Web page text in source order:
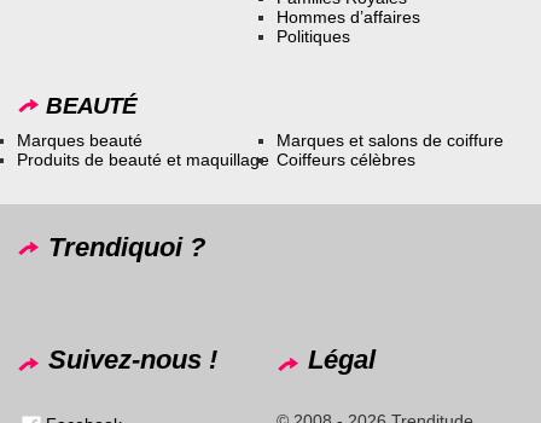
Hommes d’affaires
Politiques
BEAUTÉ
Marques beauté
Produits de beauté et maquillage
Marques et salons de coiffure
Coiffeurs célèbres
Trendiquoi ?
Suivez-nous ! Légal